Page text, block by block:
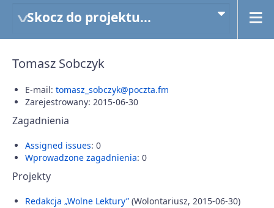
Skocz do projektu...
Tomasz Sobczyk
E-mail: tomasz_sobczyk@poczta.fm
Zarejestrowany: 2015-06-30
Zagadnienia
Assigned issues: 0
Wprowadzone zagadnienia: 0
Projekty
Redakcja „Wolne Lektury” (Wolontariusz, 2015-06-30)